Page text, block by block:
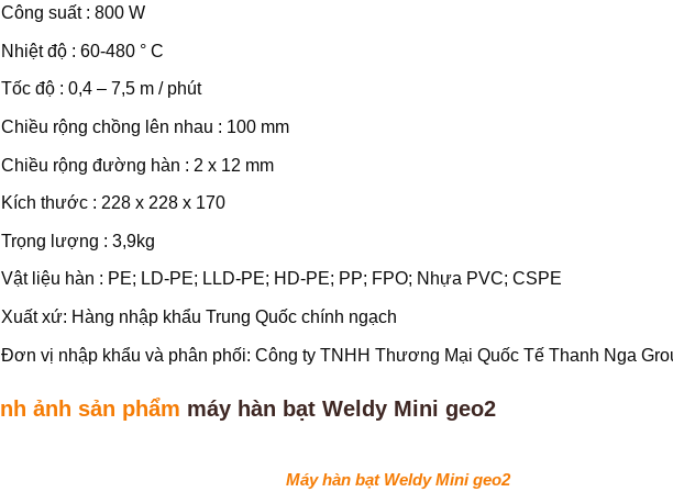
Công suất : 800 W
Nhiệt độ : 60-480 ° C
Tốc độ : 0,4 – 7,5 m / phút
Chiều rộng chồng lên nhau : 100 mm
Chiều rộng đường hàn : 2 x 12 mm
Kích thước : 228 x 228 x 170
Trọng lượng : 3,9kg
Vật liệu hàn : PE; LD-PE; LLD-PE; HD-PE; PP; FPO; Nhựa PVC; CSPE
Xuất xứ: Hàng nhập khẩu Trung Quốc chính ngạch
Đơn vị nhập khẩu và phân phối: Công ty TNHH Thương Mại Quốc Tế Thanh Nga
ảnh sản phẩm máy hàn bạt Weldy Mini geo2
Máy hàn bạt Weldy Mini geo2